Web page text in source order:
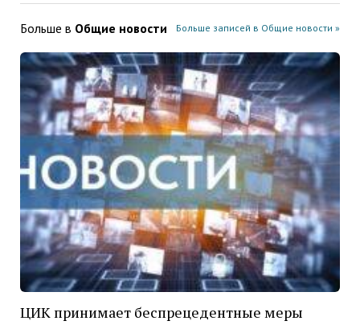
Больше в Общие новости Больше записей в Общие новости »
ЦИК принимает беспрецедентные меры